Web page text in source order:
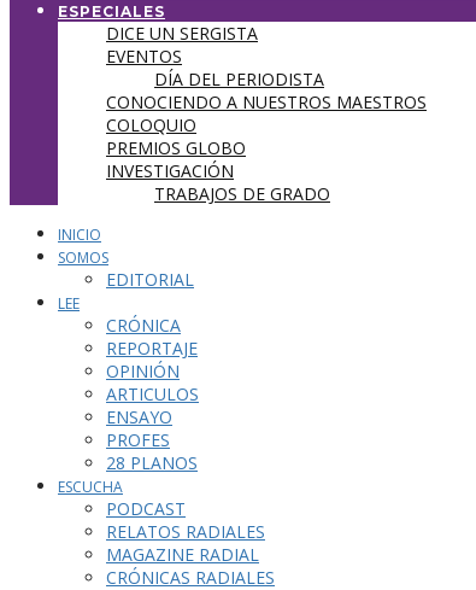
ESPECIALES
DICE UN SERGISTA
EVENTOS
DÍA DEL PERIODISTA
CONOCIENDO A NUESTROS MAESTROS
COLOQUIO
PREMIOS GLOBO
INVESTIGACIÓN
TRABAJOS DE GRADO
INICIO
SOMOS
EDITORIAL
LEE
CRÓNICA
REPORTAJE
OPINIÓN
ARTICULOS
ENSAYO
PROFES
28 PLANOS
ESCUCHA
PODCAST
RELATOS RADIALES
MAGAZINE RADIAL
CRÓNICAS RADIALES